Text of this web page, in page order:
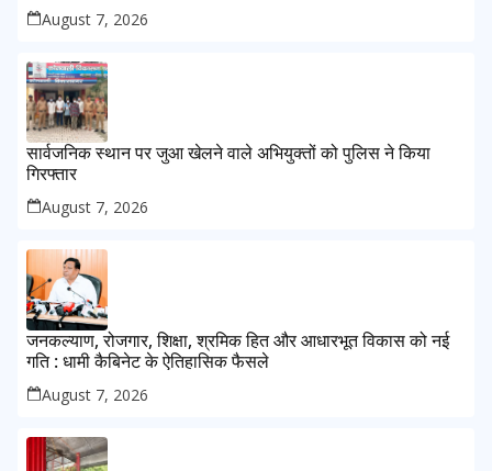
August 7, 2026
सार्वजनिक स्थान पर जुआ खेलने वाले अभियुक्तों को पुलिस ने किया
गिरफ्तार
August 7, 2026
जनकल्याण, रोजगार, शिक्षा, श्रमिक हित और आधारभूत विकास को नई
गति : धामी कैबिनेट के ऐतिहासिक फैसले
August 7, 2026